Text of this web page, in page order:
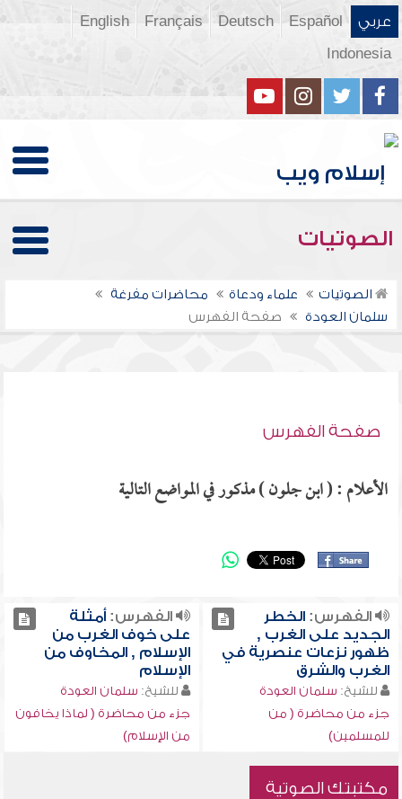
عربي Español
Deutsch
Français
English
Indonesia
الصوتيات
الصوتيات علماء ودعاة
محاضرات مفرغة
سلمان العودة
صفحة الفهرس
صفحة الفهرس
الأعلام : ( ابن جلون ) مذكور في المواضع التالية
الفهرس:الخطر
الجديد على الغرب ,
ظهور نزعات عنصرية في
الغرب والشرق
للشيخ: سلمان العودة
جزء من محاضرة ( من
للمسلمين)
الفهرس:أمثلة
على خوف الغرب من
الإسلام , المخاوف من
الإسلام
للشيخ: سلمان العودة
جزء من محاضرة ( لماذا يخافون
من الإسلام)
مكتبتك الصوتية